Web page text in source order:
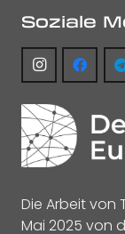
Soziale
Die Arbeit von
Mai 2025 von